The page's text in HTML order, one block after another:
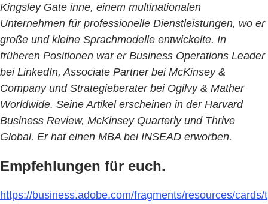
Kingsley Gate inne, einem multinationalen
Unternehmen für professionelle Dienstleistungen, wo er
große und kleine Sprachmodelle entwickelte. In
früheren Positionen war er Business Operations Leader
bei LinkedIn, Associate Partner bei McKinsey &
Company und Strategieberater bei Ogilvy & Mather
Worldwide. Seine Artikel erscheinen in der Harvard
Business Review, McKinsey Quarterly und Thrive
Global. Er hat einen MBA bei INSEAD erworben.
Empfehlungen für euch.
https://business.adobe.com/fragments/resources/cards/t